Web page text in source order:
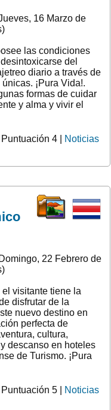
16 Marzo de
las condiciones
del
diario a través de
¡Pura Vida!.
formas de cuidar
y alma y vivir el
Puntuación 4 |
Noticias
22 Febrero de
el visitante tiene la
disfrutar de la
nuevo destino en
perfecta de
cultura,
descanso en hoteles
de Turismo. ¡Pura
Puntuación 5 |
Noticias